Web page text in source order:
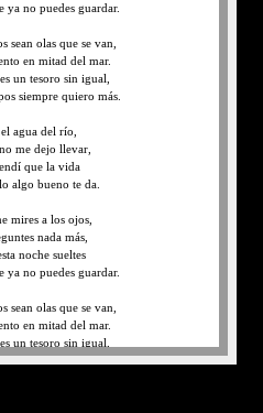
ya no puedes guardar.
sean olas que se van,
en mitad del mar.
un tesoro sin igual,
siempre quiero más.
agua del río,
me dejo llevar,
que la vida
algo bueno te da.
mires a los ojos,
nada más,
noche sueltes
ya no puedes guardar.
sean olas que se van,
en mitad del mar.
un tesoro sin igual,
siempre quiero más.